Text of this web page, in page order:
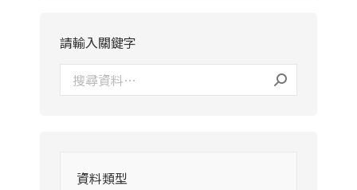
請輸入關鍵字
資料類型